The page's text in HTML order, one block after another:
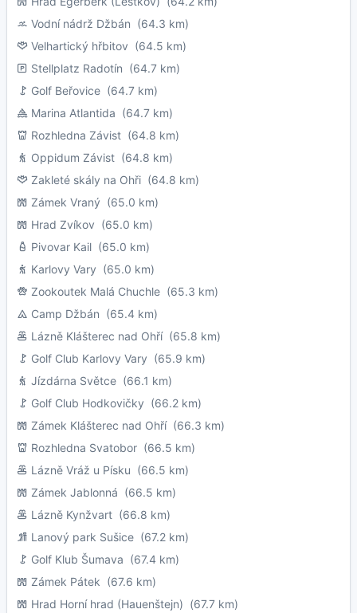
Vodní nádrž Džbán (64.3 km)
Velhartický hřbitov (64.5 km)
Stellplatz Radotín (64.7 km)
Golf Beřovice (64.7 km)
Marina Atlantida (64.7 km)
Rozhledna Závist (64.8 km)
Oppidum Závist (64.8 km)
Zakleté skály na Ohři (64.8 km)
Zámek Vraný (65.0 km)
Hrad Zvíkov (65.0 km)
Pivovar Kail (65.0 km)
Karlovy Vary (65.0 km)
Zookoutek Malá Chuchle (65.3 km)
Camp Džbán (65.4 km)
Lázně Klášterec nad Ohří(65.8 km)
Golf Club Karlovy Vary (65.9 km)
Jízdárna Světce (66.1 km)
Golf Club Hodkovičky (66.2 km)
Zámek Klášterec nad Ohří(66.3 km)
Rozhledna Svatobor (66.5 km)
Lázně Vráž u Písku (66.5 km)
Zámek Jablonná (66.5 km)
Lázně Kynžvart (66.8 km)
Lanový park Sušice (67.2 km)
Golf Klub Šumava (67.4 km)
Zámek Pátek (67.6 km)
Hrad Horní hrad (Hauenštejn) (67.7 km)